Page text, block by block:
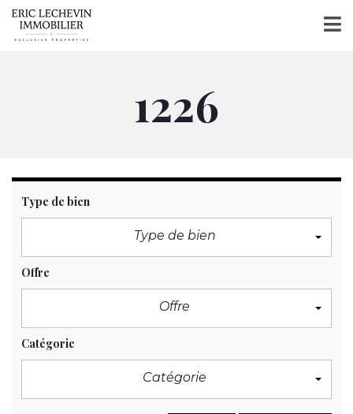
1226
Type de bien
Type de bien
Offre
Offre
Catégorie
Catégorie